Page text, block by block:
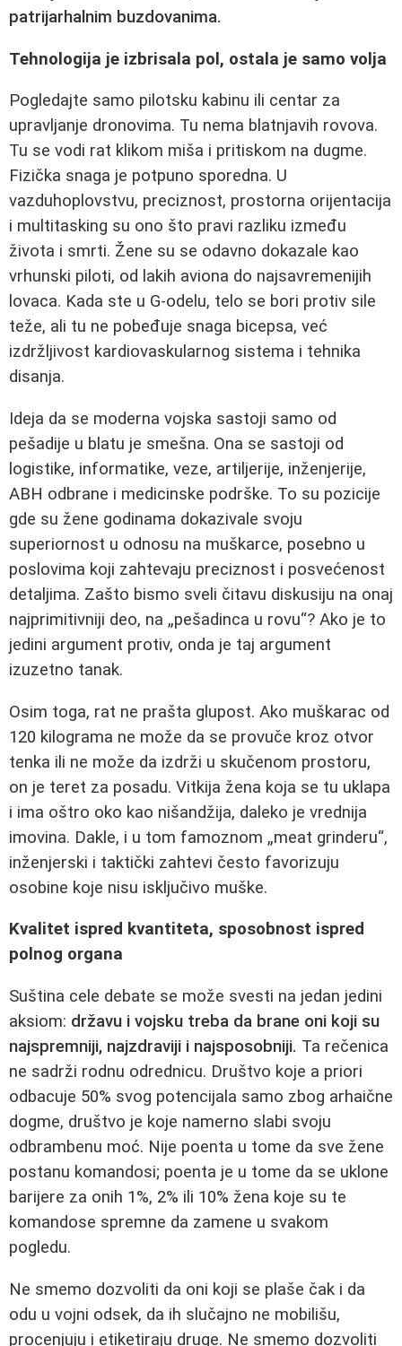
patrijarhalnim buzdovanima.
Tehnologija je izbrisala pol, ostala je samo volja
Pogledajte samo pilotsku kabinu ili centar za
upravljanje dronovima. Tu nema blatnjavih rovova.
Tu se vodi rat klikom miša i pritiskom na dugme.
Fizička snaga je potpuno sporedna. U
vazduhoplovstvu, preciznost, prostorna orijentacija
i multitasking su ono što pravi razliku između
života i smrti. Žene su se odavno dokazale kao
vrhunski piloti, od lakih aviona do najsavremenijih
lovaca. Kada ste u G-odelu, telo se bori protiv sile
teže, ali tu ne pobeđuje snaga bicepsa, već
izdržljivost kardiovaskularnog sistema i tehnika
disanja.
Ideja da se moderna vojska sastoji samo od
pešadije u blatu je smešna. Ona se sastoji od
logistike, informatike, veze, artiljerije, inženjerije,
ABH odbrane i medicinske podrške. To su pozicije
gde su žene godinama dokazivale svoju
superiornost u odnosu na muškarce, posebno u
poslovima koji zahtevaju preciznost i posvećenost
detaljima. Zašto bismo sveli čitavu diskusiju na onaj
najprimitivniji deo, na „pešadinca u rovu“? Ako je to
jedini argument protiv, onda je taj argument
izuzetno tanak.
Osim toga, rat ne prašta glupost. Ako muškarac od
120 kilograma ne može da se provuče kroz otvor
tenka ili ne može da izdrži u skučenom prostoru,
on je teret za posadu. Vitkija žena koja se tu uklapa
i ima oštro oko kao nišandžija, daleko je vrednija
imovina. Dakle, i u tom famoznom „meat grinderu“,
inženjerski i taktički zahtevi često favorizuju
osobine koje nisu isključivo muške.
Kvalitet ispred kvantiteta, sposobnost ispred
polnog organa
Suština cele debate se može svesti na jedan jedini
aksiom: državu i vojsku treba da brane oni koji su
najspremniji, najzdraviji i najsposobniji. Ta rečenica
ne sadrži rodnu odrednicu. Društvo koje a priori
odbacuje 50% svog potencijala samo zbog arhaične
dogme, društvo je koje namerno slabi svoju
odbrambenu moć. Nije poenta u tome da sve žene
postanu komandosi; poenta je u tome da se uklone
barijere za onih 1%, 2% ili 10% žena koje su te
komandose spremne da zamene u svakom
pogledu.
Ne smemo dozvoliti da oni koji se plaše čak i da
odu u vojni odsek, da ih slučajno ne mobilišu,
procenjuju i etiketiraju druge. Ne smemo dozvoliti